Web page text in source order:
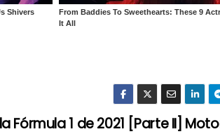
Fórmula 1 de 2021 [Parte II]